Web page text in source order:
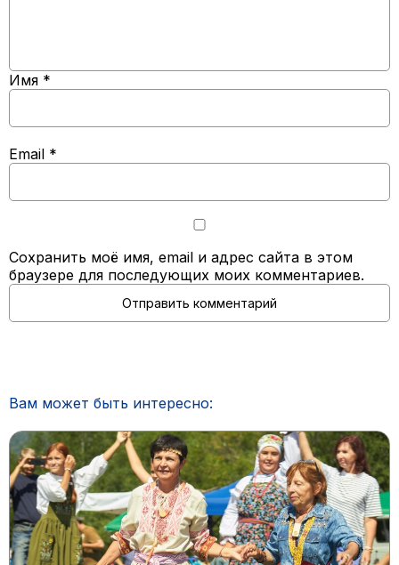
Имя *
Email *
Сохранить моё имя, email и адрес сайта в этом
браузере для последующих моих комментариев.
Вам может быть интересно: